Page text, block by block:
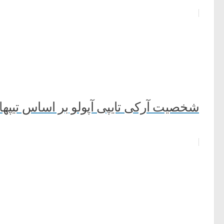
شخصیت آرکی تایپی آپولو بر اساس